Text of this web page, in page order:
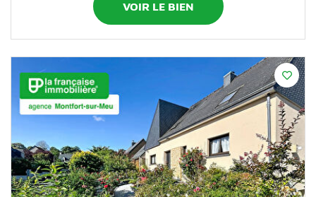
VOIR LE BIEN